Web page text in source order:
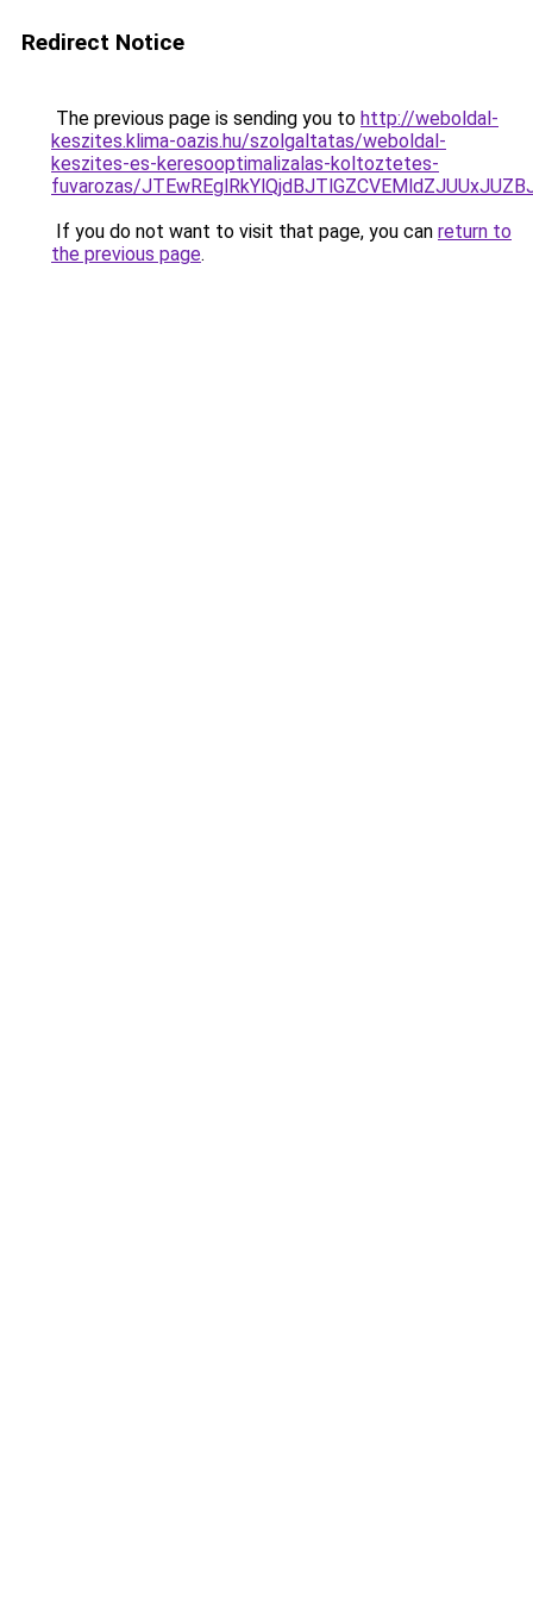
Redirect Notice
The previous page is sending you to http://weboldal-
keszites.klima-oazis.hu/szolgaltatas/weboldal-
keszites-es-keresooptimalizalas-koltoztetes-
fuvarozas/
If you do not want to visit that page, you can return to
the previous page.